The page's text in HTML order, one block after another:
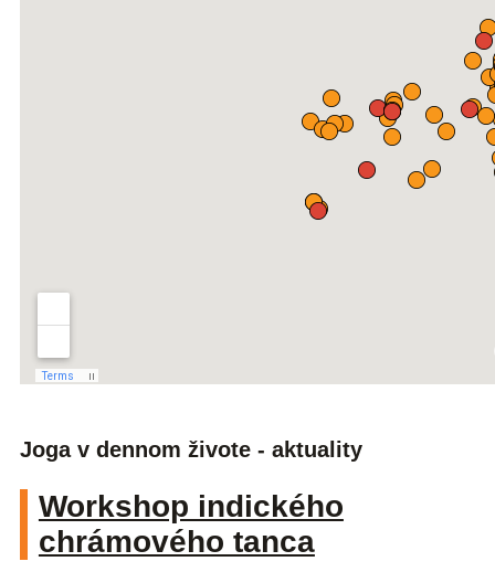
Joga v dennom živote - aktuality
Workshop indického
chrámového tanca